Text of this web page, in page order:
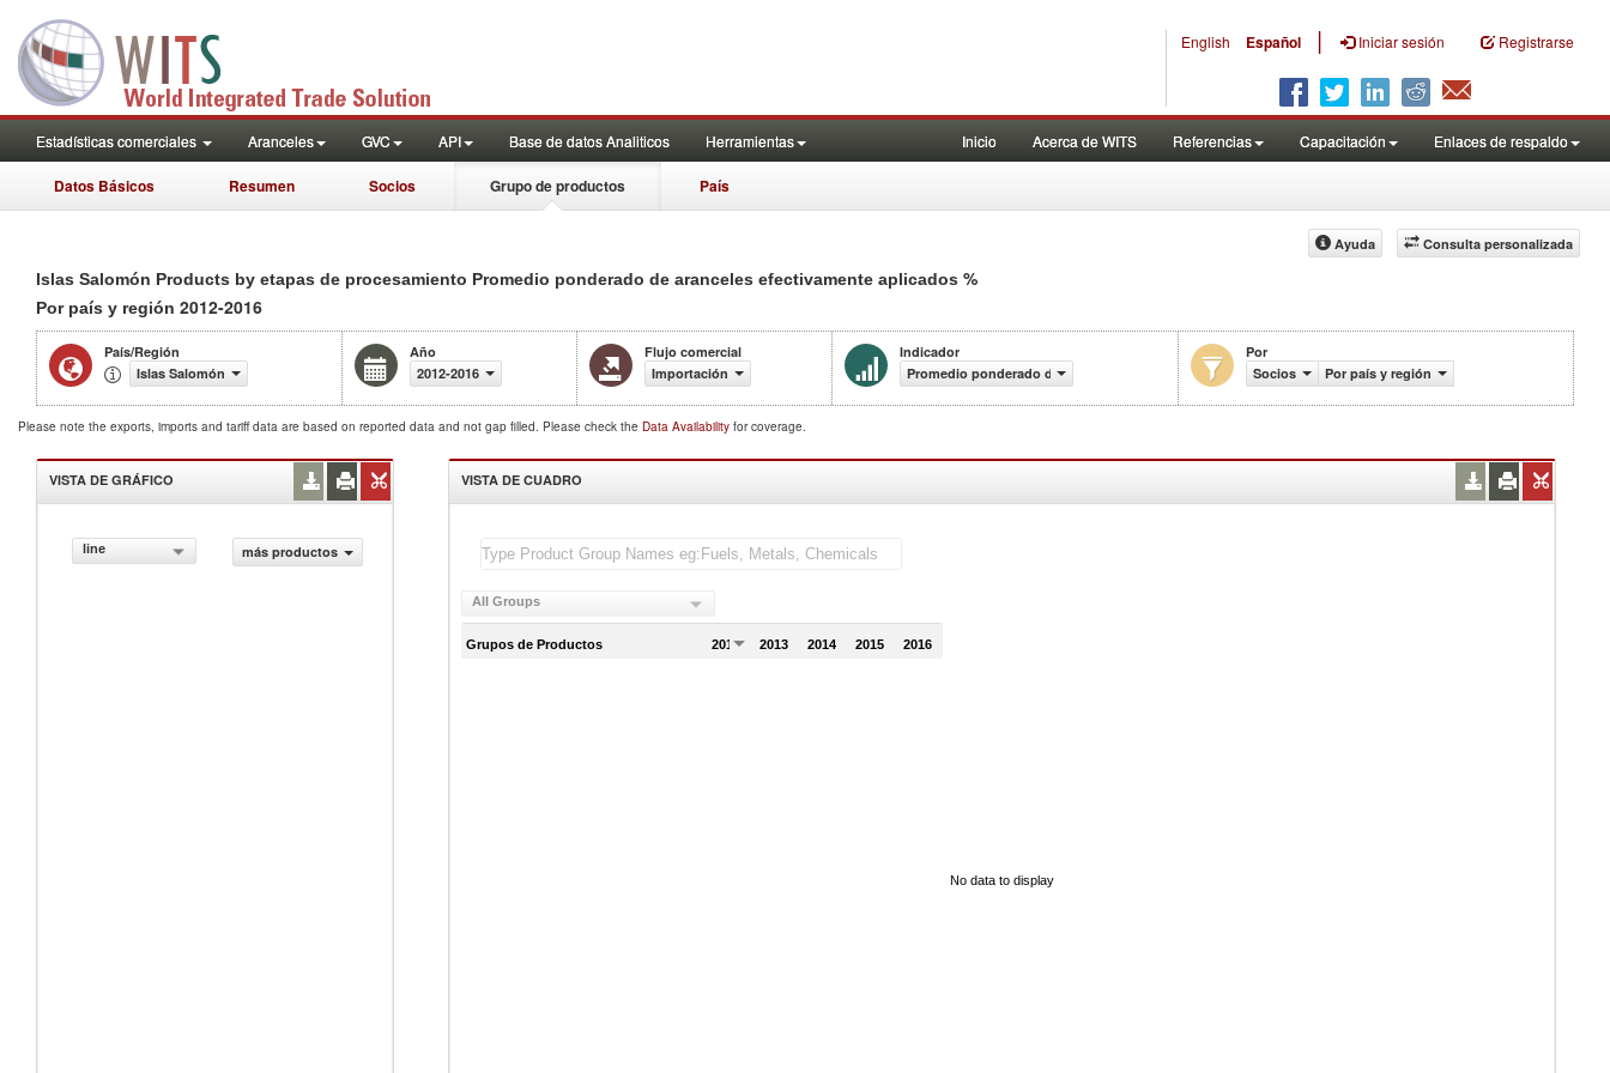
English Español | Iniciar sesión Registrarse
Estadísticas comerciales Aranceles GVC API Base de datos Analiticos Herramientas Inicio Acerca de WITS Referencias Capacitación Enlaces de respaldo
Datos Básicos Resumen Socios Grupo de productos País
Consulta personalizada
Ayuda
Islas Salomón Products by etapas de procesamiento Promedio ponderado de aranceles efectivamente aplicados %
Por país y región 2012-2016
País/Región
Islas Salomón
Año
2012-2016
Flujo comercial
Importación
Indicador
Promedio ponderado de aranceles efectivamente aplicados (%)
Por
Socios
Por país y región
Please note the exports, imports and tariff data are based on reported data and not gap filled. Please check the Data Availability for coverage.
VISTA DE GRÁFICO
line más productos
VISTA DE CUADRO
All Groups
Grupos de Productos 2012 2013 2014 2015 2016
No data to display